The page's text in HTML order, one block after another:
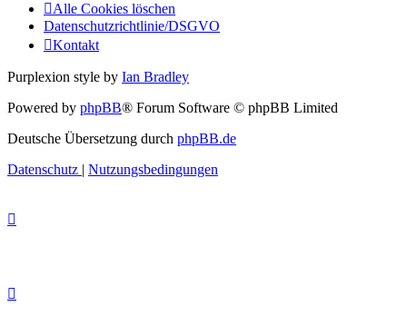
Alle Cookies löschen
Datenschutzrichtlinie/DSGVO
Kontakt
Purplexion style by Ian Bradley
Powered by phpBB® Forum Software © phpBB Limited
Deutsche Übersetzung durch phpBB.de
Datenschutz | Nutzungsbedingungen